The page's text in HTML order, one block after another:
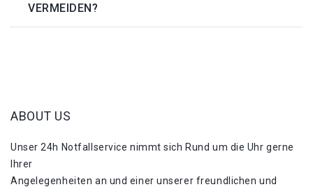
VERMEIDEN?
ABOUT US
Unser 24h Notfallservice nimmt sich Rund um die Uhr gerne
Ihrer
Angelegenheiten an und einer unserer freundlichen und